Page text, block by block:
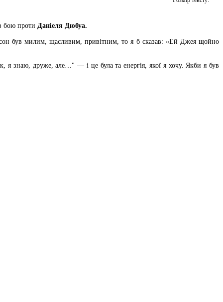
бою проти Даніеля Дюбуа.
був милим, щасливим, привітним, то я б сказав: «Ей Джея щойно
я знаю, друже, але…" — і це була та енергія, якої я хочу. Якби я був